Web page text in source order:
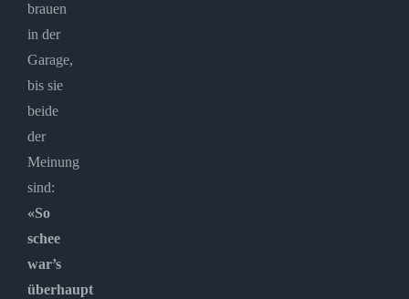
brauen
in der
Garage,
bis sie
beide
der
Meinung
sind:
«So
schee
war’s
überhaupt